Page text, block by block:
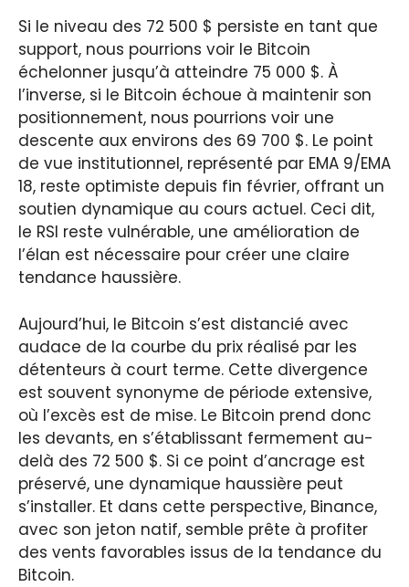
Si le niveau des 72 500 $ persiste en tant que
support, nous pourrions voir le Bitcoin
échelonner jusqu’à atteindre 75 000 $. À
l’inverse, si le Bitcoin échoue à maintenir son
positionnement, nous pourrions voir une
descente aux environs des 69 700 $. Le point
de vue institutionnel, représenté par EMA 9/EMA
18, reste optimiste depuis fin février, offrant un
soutien dynamique au cours actuel. Ceci dit,
le RSI reste vulnérable, une amélioration de
l’élan est nécessaire pour créer une claire
tendance haussière.
Aujourd’hui, le Bitcoin s’est distancié avec
audace de la courbe du prix réalisé par les
détenteurs à court terme. Cette divergence
est souvent synonyme de période extensive,
où l’excès est de mise. Le Bitcoin prend donc
les devants, en s’établissant fermement au-
delà des 72 500 $. Si ce point d’ancrage est
préservé, une dynamique haussière peut
s’installer. Et dans cette perspective, Binance,
avec son jeton natif, semble prête à profiter
des vents favorables issus de la tendance du
Bitcoin.